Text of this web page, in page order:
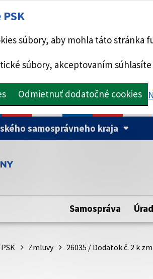
súbory, aby mohla táto stránka
súbory, akceptovaním
Odmietnuť dodatočné cookies
samosprávneho kraja
Prešovského samosprávneho
Samospráva
Zmluvy 26035 / Dodatok č. 2 k